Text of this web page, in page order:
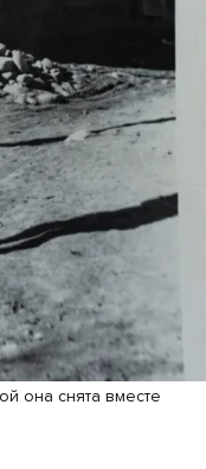
она снята вместе